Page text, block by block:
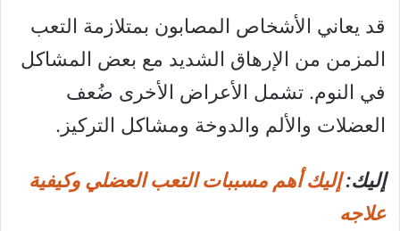
قد يعاني الأشخاص المصابون بمتلازمة التعب
المزمن من الإرهاق الشديد مع بعض المشاكل
في النوم. تشمل الأعراض الأخرى ضُعف
العضلات والألم والدوخة ومشاكل التركيز.
إليك:إليك أهم مسببات التعب العضلي وكيفية
علاجه